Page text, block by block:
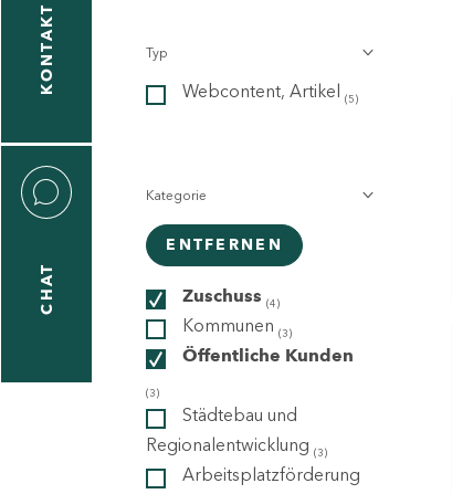
KONTAKT
CHAT
Typ
Webcontent, Artikel (5)
Kategorie
ENTFERNEN
Zuschuss (4)
Kommunen (3)
Öffentliche Kunden
(3)
Städtebau und
Regionalentwicklung (3)
Arbeitsplatzförderung